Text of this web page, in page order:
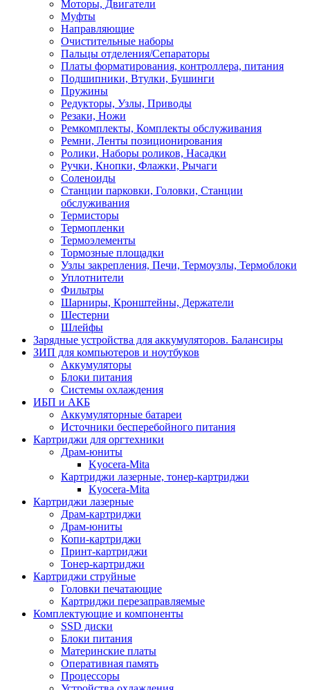
Моторы, Двигатели
Муфты
Направляющие
Очистительные наборы
Пальцы отделения/Сепараторы
Платы форматирования, контроллера, питания
Подшипники, Втулки, Бушинги
Пружины
Редукторы, Узлы, Приводы
Резаки, Ножи
Ремкомплекты, Комплекты обслуживания
Ремни, Ленты позиционирования
Ролики, Наборы роликов, Насадки
Ручки, Кнопки, Флажки, Рычаги
Соленоиды
Станции парковки, Головки, Станции
обслуживания
Термисторы
Термопленки
Термоэлементы
Тормозные площадки
Узлы закрепления, Печи, Термоузлы, Термоблоки
Уплотнители
Фильтры
Шарниры, Кронштейны, Держатели
Шестерни
Шлейфы
Зарядные устройства для аккумуляторов. Балансиры
ЗИП для компьютеров и ноутбуков
Аккумуляторы
Блоки питания
Системы охлаждения
ИБП и АКБ
Аккумуляторные батареи
Источники бесперебойного питания
Картриджи для оргтехники
Драм-юниты
Kyocera-Mita
Картриджи лазерные, тонер-картриджи
Kyocera-Mita
Картриджи лазерные
Драм-картриджи
Драм-юниты
Копи-картриджи
Принт-картриджи
Тонер-картриджи
Картриджи струйные
Головки печатающие
Картриджи перезаправляемые
Комплектующие и компоненты
SSD диски
Блоки питания
Материнские платы
Оперативная память
Процессоры